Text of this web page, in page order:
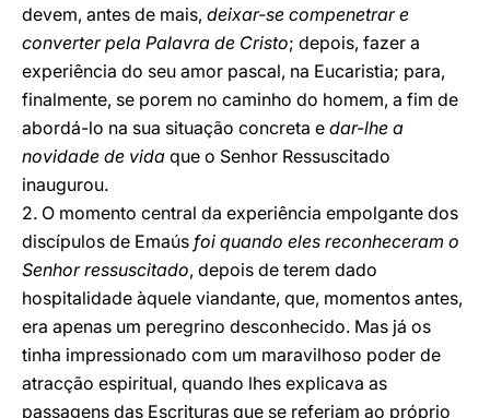
devem, antes de mais, deixar-se compenetrar e
converter pela Palavra de Cristo; depois, fazer a
experiência do seu amor pascal, na Eucaristia; para,
finalmente, se porem no caminho do homem, a fim de
abordá-lo na sua situação concreta e dar-lhe a
novidade de vida que o Senhor Ressuscitado
inaugurou.
2. O momento central da experiência empolgante dos
discípulos de Emaús foi quando eles reconheceram o
Senhor ressuscitado, depois de terem dado
hospitalidade àquele viandante, que, momentos antes,
era apenas um peregrino desconhecido. Mas já os
tinha impressionado com um maravilhoso poder de
atracção espiritual, quando lhes explicava as
passagens das Escrituras que se referiam ao próprio